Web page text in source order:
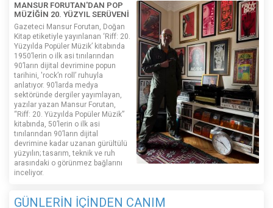
MANSUR FORUTAN'DAN POP
MÜZİĞİN 20. YÜZYIL SERÜVENİ
Gazeteci Mansur Forutan, Doğan
Kitap etiketiyle yayınlanan ‘Riff: 20.
Yüzyılda Popüler Müzik’ kitabında
1950’lerin o ilk asi tınılarından
90’ların dijital devrimine popun
tarihini, 'rock’n roll’ ruhuyla
anlatıyor. 90’larda medya
sektöründe dergiler yayımlayan,
yazılar yazan Mansur Forutan,
“Riff: 20. Yüzyılda Popüler Müzik”
kitabında, 50’lerin o ilk asi
tınılarından 90’ların dijital
devrimine kadar uzanan gürültülü
yüzyılın; tasarım, teknik ve ruh
arasındaki o görünmez bağlarını
inceliyor.
GÜNLERİN İÇİNDEN CANIM